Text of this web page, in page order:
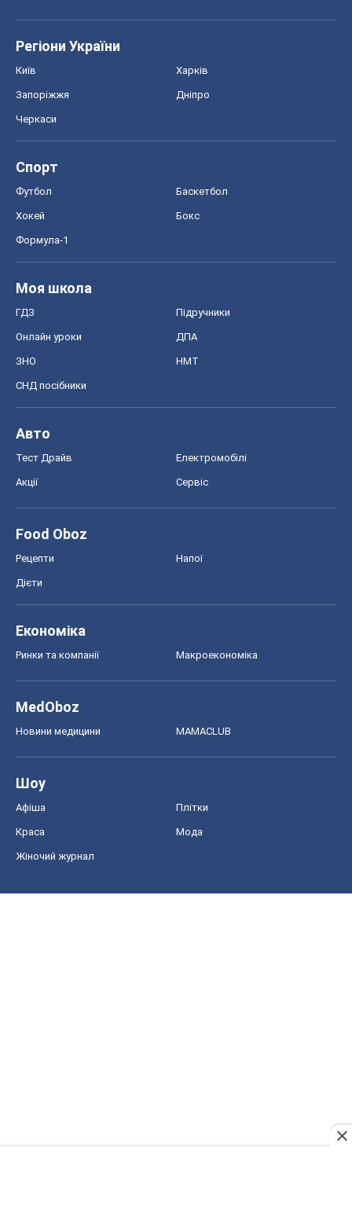
Регіони України
Київ Харків
Запоріжжя Дніпро
Черкаси
Спорт
Футбол Баскетбол
Хокей Бокс
Формула-1
Моя школа
ГДЗ Підручники
Онлайн уроки ДПА
ЗНО НМТ
СНД посібники
Авто
Тест Драйв Електромобілі
Акції Сервіс
Food Oboz
Рецепти Напої
Дієти
Економіка
Ринки та компанії Макроекономіка
MedOboz
Новини медицини MAMACLUB
Шоу
Афіша Плітки
Краса Мода
Жіночий журнал